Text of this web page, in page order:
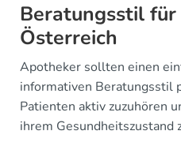
Beratungsstil
Österreich
Apotheker sollten einen
informativen Beratungsstil
Patienten aktiv zuzuhören
ihrem Gesundheitszustand